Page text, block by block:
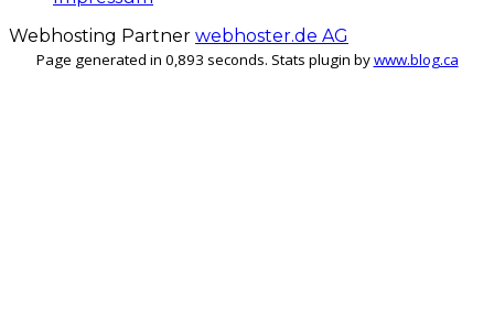
Webhosting Partner webhoster.de AG
Page generated in 0,893 seconds. Stats plugin bywww.blog.ca